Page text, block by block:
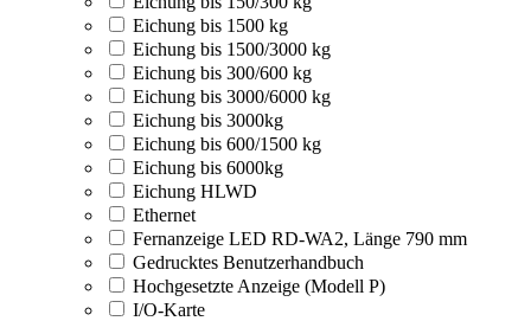
Eichung bis 1500 kg
Eichung bis 1500/3000 kg
Eichung bis 300/600 kg
Eichung bis 3000/6000 kg
Eichung bis 3000kg
Eichung bis 600/1500 kg
Eichung bis 6000kg
Eichung HLWD
Ethernet
Fernanzeige LED RD-WA2, Länge 790 mm
Gedrucktes Benutzerhandbuch
Hochgesetzte Anzeige (Modell P)
I/O-Karte